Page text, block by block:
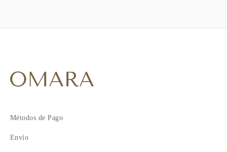
Métodos de Pago
Envío